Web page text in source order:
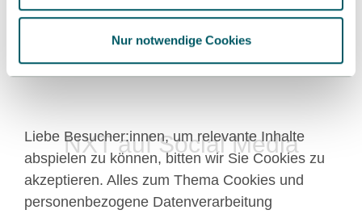
Nur notwendige Cookies
NXT auf Social Media
Liebe Besucher:innen, um relevante Inhalte
abspielen zu können, bitten wir Sie Cookies zu
akzeptieren. Alles zum Thema Cookies und
personenbezogene Datenverarbeitung